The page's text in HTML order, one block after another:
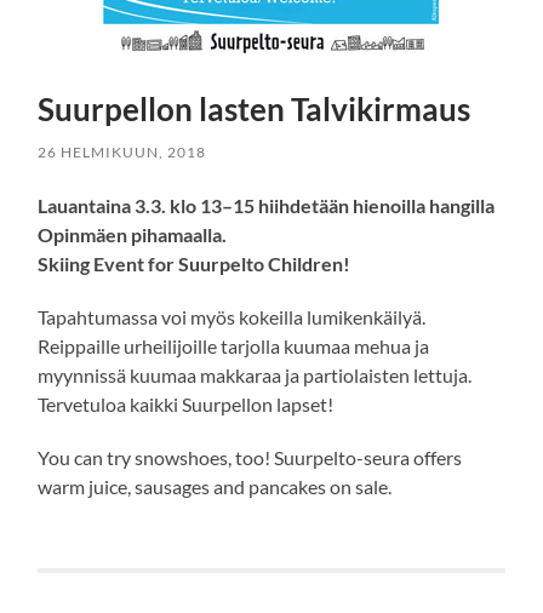
Suurpellon lasten Talvikirmaus
26 HELMIKUUN, 2018
Lauantaina 3.3. klo 13–15 hiihdetään hienoilla hangilla
Opinmäen pihamaalla.
Skiing Event for Suurpelto Children!
Tapahtumassa voi myös kokeilla lumikenkäilyä.
Reippaille urheilijoille tarjolla kuumaa mehua ja
myynnissä kuumaa makkaraa ja partiolaisten lettuja.
Tervetuloa kaikki Suurpellon lapset!
You can try snowshoes, too! Suurpelto-seura offers
warm juice, sausages and pancakes on sale.